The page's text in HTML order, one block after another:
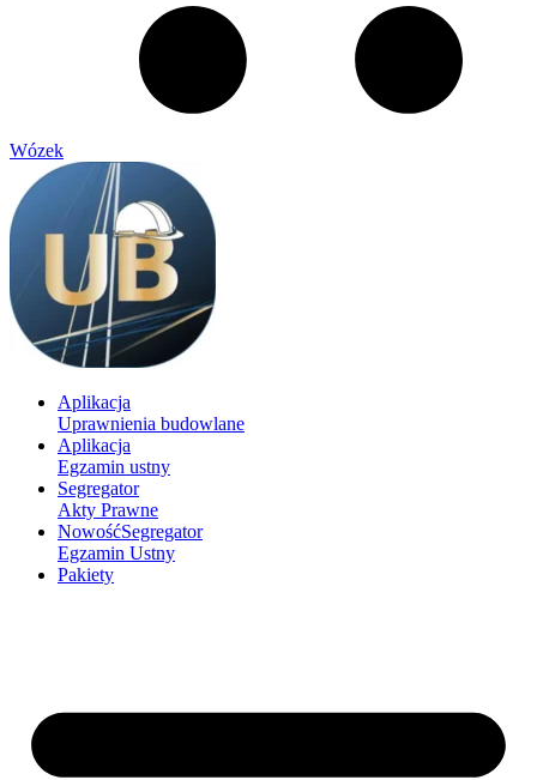
Wózek
Aplikacja
Uprawnienia budowlane
Aplikacja
Egzamin ustny
Segregator
Akty Prawne
NowośćSegregator
Egzamin Ustny
Pakiety